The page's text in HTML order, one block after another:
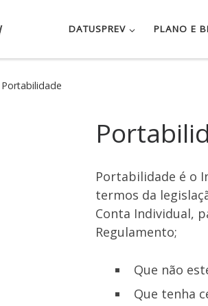
DATUSPREV PLANO E
Portabilidade
Portabilidade é o
termos da
Conta Individual,
Regulamento;
Que não
Que tenha